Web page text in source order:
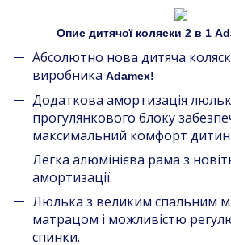
Опис дитячої коляски 2 в 1
Абсолютно нова дитяча
виробника Adamex!
Додаткова амортизація
прогулянкового блоку
максимальний комфорт
Легка алюмінієва рама з
амортизації.
Люлька з великим спальним
матрацом і можливістю
спинки.